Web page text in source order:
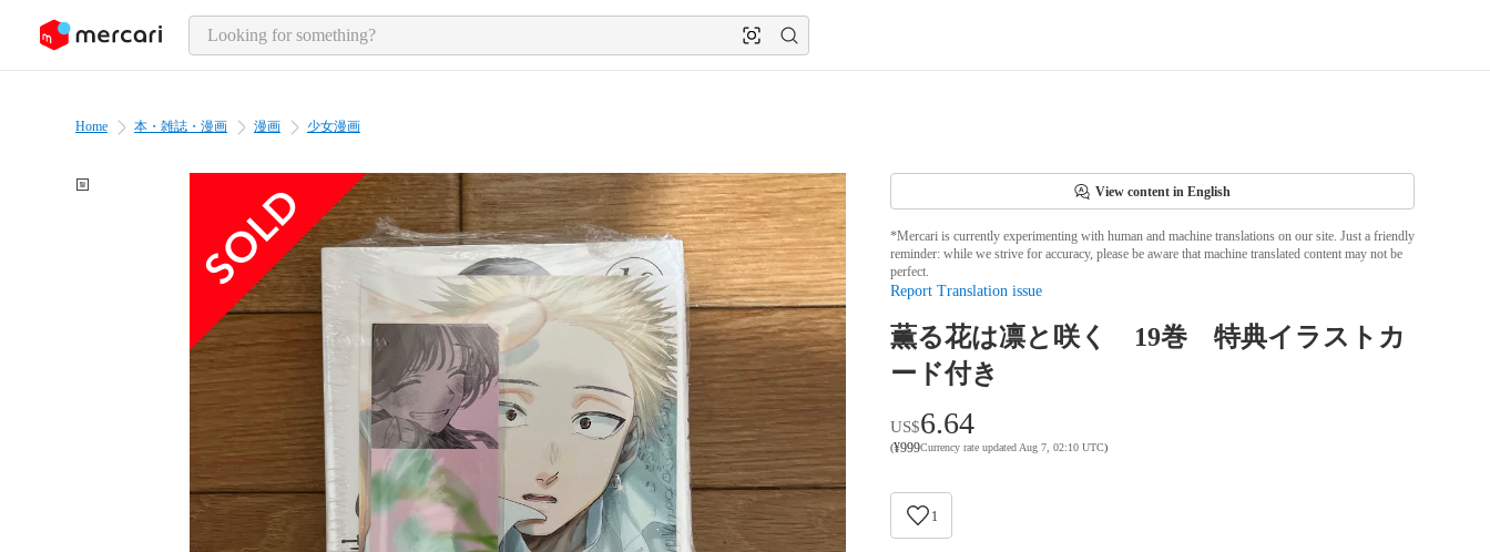
page content
Home 本・雑誌・漫画 漫画 少女漫画
View content in English
*Mercari is currently experimenting with human and machine translations on our site. Just a friendly
reminder: while we strive for accuracy, please be aware that machine translated content may not be
perfect.
Report Translation issue
薫る花は凛と咲く 19巻 特典イラストカ
ード付き
US$6.64
(¥999Currency rate updated Aug 7, 02:10 UTC)
1